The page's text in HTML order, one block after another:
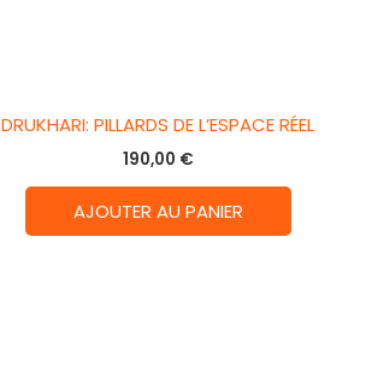
DRUKHARI: PILLARDS DE L’ESPACE RÉEL
190,00 €
AJOUTER AU PANIER